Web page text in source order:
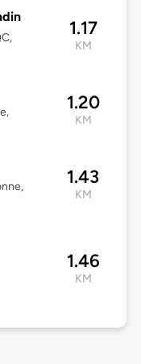
1.17
KM
1.20
KM
1.43
KM
1.46
KM